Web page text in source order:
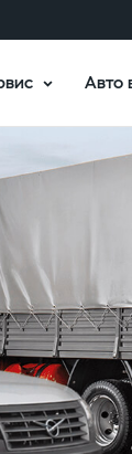
Авто